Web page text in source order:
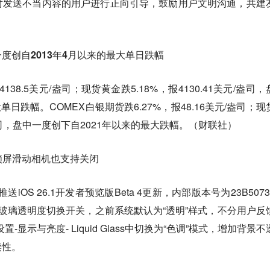
创自2013年4月以来的最大单日跌幅
美元/盎司；现货黄金跌5.18%，报4130.41美元/盎司，
日跌幅。COMEX白银期货跌6.27%，报48.16美元/盎司；现
盘中一度创下自2021年以来的最大跌幅。（财联社）
滑动相机也支持关闭
送iOS 26.1开发者预览版Beta 4更新，内部版本号为
璃透明度切换开关，之前系统默认为“透明”样式，不分用户反
-显示与亮度- Liquid Glass中切换为“色调”模式，增加背景不
。